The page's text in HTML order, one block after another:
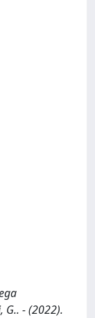
- (2022).